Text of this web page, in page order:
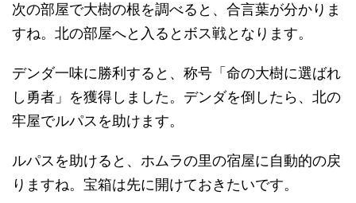
次の部屋で大樹の根を調べると、合言葉が分かりま
すね。北の部屋へと入るとボス戦となります。
デンダ一味に勝利すると、称号「命の大樹に選ばれ
し勇者」を獲得しました。デンダを倒したら、北の
牢屋でルパスを助けます。
ルパスを助けると、ホムラの里の宿屋に自動的の戻
りますね。宝箱は先に開けておきたいです。